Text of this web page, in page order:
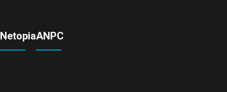
NetopiaANPC